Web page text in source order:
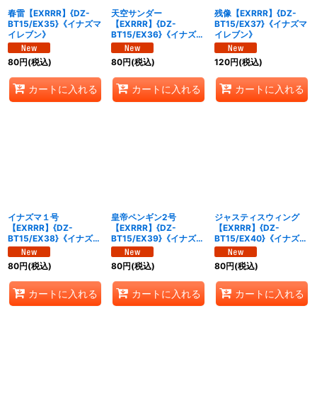
春雷【EXRRR】{DZ-
BT15/EX35}《イナズマ
イレブン》
80円(税込)
カートに入れる
天空サンダー
【EXRRR】{DZ-
BT15/EX36}《イナズマ
イレブン》
80円(税込)
カートに入れる
残像【EXRRR】{DZ-
BT15/EX37}《イナズマ
イレブン》
120円(税込)
カートに入れる
イナズマ１号
【EXRRR】{DZ-
BT15/EX38}《イナズマ
イレブン》
80円(税込)
カートに入れる
皇帝ペンギン2号
【EXRRR】{DZ-
BT15/EX39}《イナズマ
イレブン》
80円(税込)
カートに入れる
ジャスティスウィング
【EXRRR】{DZ-
BT15/EX40}《イナズマ
イレブン》
80円(税込)
カートに入れる